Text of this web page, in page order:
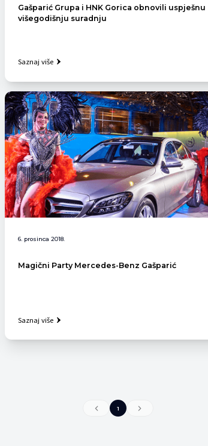
Gašparić Grupa i HNK Gorica obnovili uspješnu
višegodišnju suradnju
Saznaj više
6. prosinca 2018.
Magični Party Mercedes-Benz Gašparić
Saznaj više
1